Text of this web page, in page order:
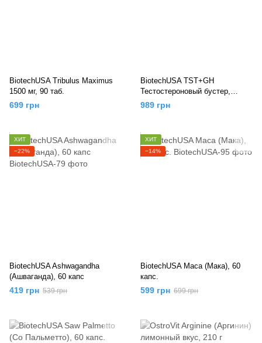
BiotechUSA Tribulus Maximus
1500 мг, 90 таб.
699 грн
BiotechUSA TST+GH
Тестостероновый бустер,
апельсин, 300 г
989 грн
ХИТ
−22%
BiotechUSA Ashwagandha
(Ашваганда), 60 капс
419 грн 539 грн
ХИТ
−14%
BiotechUSA Maca (Мака), 60
капс.
599 грн 699 грн